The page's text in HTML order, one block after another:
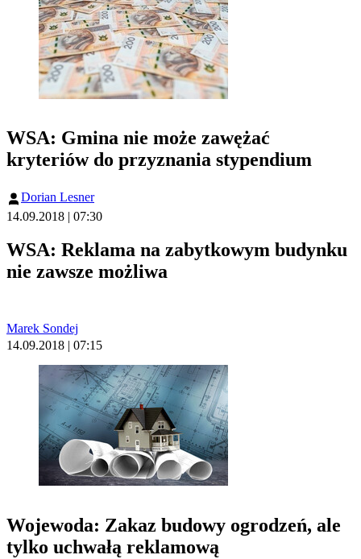
WSA: Gmina nie może zawężać
kryteriów do przyznania stypendium
Dorian Lesner
14.09.2018 | 07:30
WSA: Reklama na zabytkowym budynku
nie zawsze możliwa
Marek Sondej
14.09.2018 | 07:15
Wojewoda: Zakaz budowy ogrodzeń, ale
tylko uchwałą reklamową